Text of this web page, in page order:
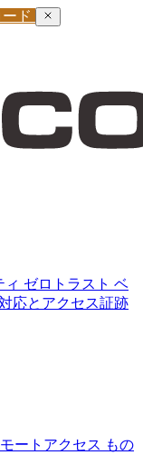
ド
ィ ゼロトラスト ベ
応とアクセス証跡
ートアクセス もの